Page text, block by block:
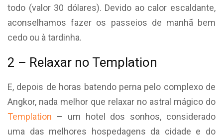
todo (valor 30 dólares). Devido ao calor escaldante,
aconselhamos fazer os passeios de manhã bem
cedo ou à tardinha.
2 – Relaxar no Templation
E, depois de horas batendo perna pelo complexo de
Angkor, nada melhor que relaxar no astral mágico do
Templation – um hotel dos sonhos, considerado
uma das melhores hospedagens da cidade e do